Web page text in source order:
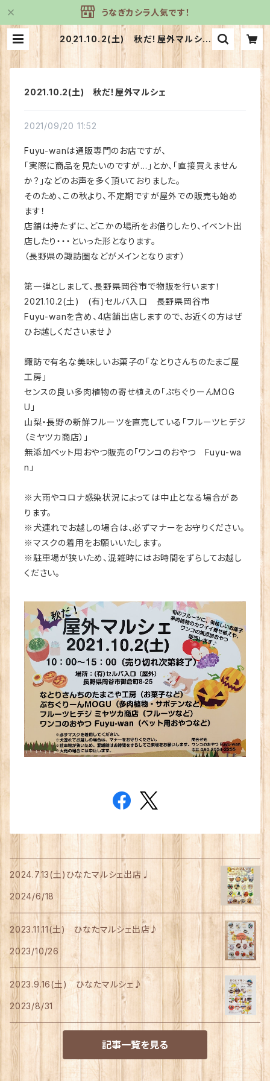
うなぎカシラ人気です！
2021.10.2(土) 秋だ！屋外マルシェ
| ワンコのおやつ Fuyu-wan
2021.10.2(土) 秋だ！屋外マルシェ
2021/09/20 11:52
Fuyu-wanは通販専門のお店ですが、
「実際に商品を見たいのですが…」とか、「直接買えません
か？」などのお声を多く頂いておりました。
そのため、この秋より、不定期ですが屋外での販売も始め
ます！
店舗は持たずに、どこかの場所をお借りしたり、イベント出
店したり・・・といった形となります。
（長野県の諏訪圏などがメインとなります）
第一弾としまして、長野県岡谷市で物販を行います！
2021.10.2(土) (有)セルバ入口 長野県岡谷市
Fuyu-wanを含め、4店舗出店しますので、お近くの方はぜ
ひお越しくださいませ♪
諏訪で有名な美味しいお菓子の「なとりさんちのたまご屋
工房」
センスの良い多肉植物の寄せ植えの「ぷちぐりーんMOG
U」
山梨・長野の新鮮フルーツを直売している「フルーツヒデジ
（ミヤツカ商店）」
無添加ペット用おやつ販売の「ワンコのおやつ Fuyu-wa
n」
※大雨やコロナ感染状況によっては中止となる場合があ
ります。
※犬連れでお越しの場合は、必ずマナーをお守りください。
※マスクの着用をお願いいたします。
※駐車場が狭いため、混雑時にはお時間をずらしてお越し
ください。
2024.7.13(土)ひなたマルシェ出店♩
2024/6/18
2023.11.11(土) ひなたマルシェ出店♪
2023/10/26
2023.9.16(土) ひなたマルシェ♪
2023/8/31
記事一覧を見る